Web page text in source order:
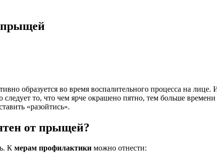
прыщей
образуется во время воспалительного процесса на
то, что чем ярче окрашено пятно, тем больше
«разойтись».
от прыщей?
К мерам профилактики можно отнести: